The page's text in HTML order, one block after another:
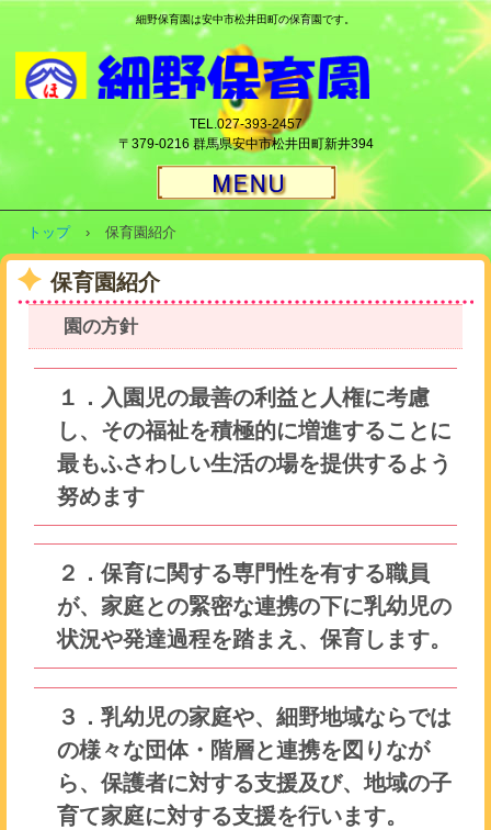
細野保育園は安中市松井田町の保育園です。
TEL.027-393-2457
〒379-0216 群馬県安中市松井田町新井394
トップ › 保育園紹介
保育園紹介
園の方針
１．入園児の最善の利益と人権に考慮
し、その福祉を積極的に増進することに
最もふさわしい生活の場を提供するよう
努めます
２．保育に関する専門性を有する職員
が、家庭との緊密な連携の下に乳幼児の
状況や発達過程を踏まえ、保育します。
３．乳幼児の家庭や、細野地域ならでは
の様々な団体・階層と連携を図りなが
ら、保護者に対する支援及び、地域の子
育て家庭に対する支援を行います。